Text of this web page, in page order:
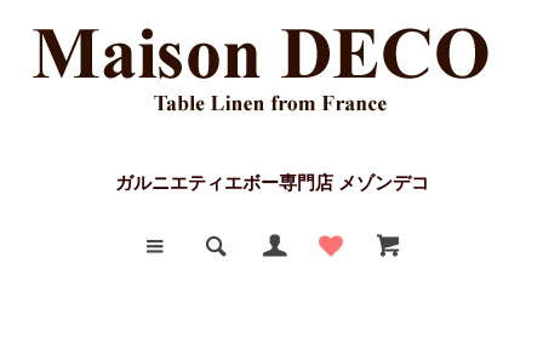
ガルニエティエボー専門店 メゾンデコ